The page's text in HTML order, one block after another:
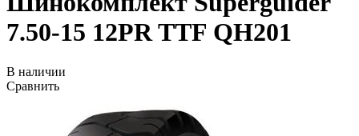
7.50-15 12PR TTF QH201
В наличии
Сравнить